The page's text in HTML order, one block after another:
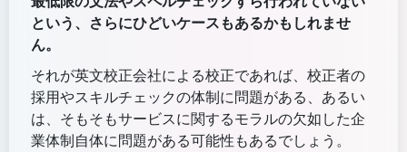
という、さらにひどいケースもあるかもしれませ
ん。
それが英文校正会社による校正であれば、校正者の
採用やスキルチェックの体制に問題がある、あるい
は、そもそもサービスに関するモラルの欠如した企
業体制自体に問題がある可能性もあるでしょう。